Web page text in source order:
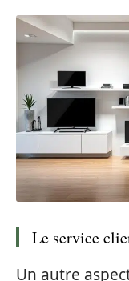
Le service
Un autre